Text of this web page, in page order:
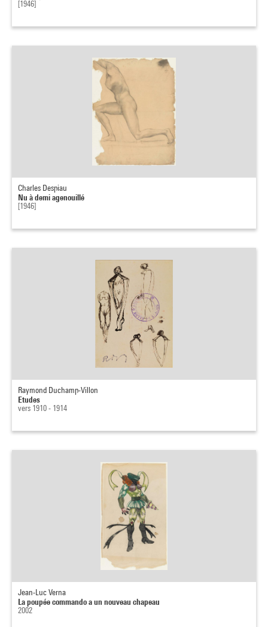
[1946]
Charles Despiau
Nu à demi agenouillé
[1946]
Raymond Duchamp-Villon
Etudes
vers 1910 - 1914
Jean-Luc Verna
La poupée commando a un nouveau chapeau
2002